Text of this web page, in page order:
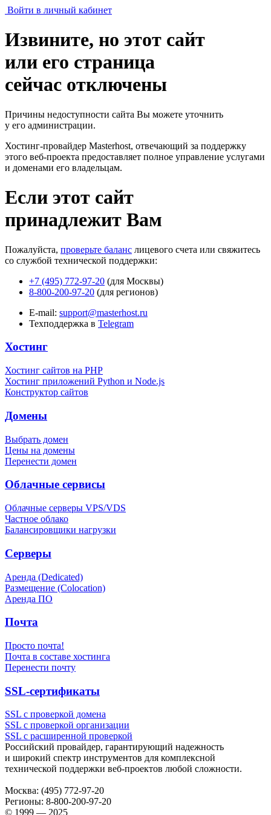
Войти в личный кабинет
Извините, но этот сайт
или его страница
сейчас отключены
Причины недоступности сайта Вы можете уточнить
у его администрации.
Хостинг-провайдер Masterhost, отвечающий за поддержку
этого веб-проекта предоставляет полное управление услугами
и доменами его владельцам.
Если этот сайт
принадлежит Вам
Пожалуйста, проверьте баланс лицевого счета или свяжитесь
со службой технической поддержки:
+7 (495) 772-97-20 (для Москвы)
8-800-200-97-20 (для регионов)
E-mail: support@masterhost.ru
Техподдержка в Telegram
Хостинг
Хостинг сайтов на PHP
Хостинг приложений Python и Node.js
Конструктор сайтов
Домены
Выбрать домен
Цены на домены
Перенести домен
Облачные сервисы
Облачные серверы VPS/VDS
Частное облако
Балансировщики нагрузки
Серверы
Аренда (Dedicated)
Размещение (Colocation)
Аренда ПО
Почта
Просто почта!
Почта в составе хостинга
Перенести почту
SSL-сертификаты
SSL с проверкой домена
SSL с проверкой организации
SSL с расширенной проверкой
Российский провайдер, гарантирующий надежность
и широкий спектр инструментов для комплексной
технической поддержки веб-проектов любой сложности.
Москва: (495) 772-97-20
Регионы: 8-800-200-97-20
© 1999 — 2025